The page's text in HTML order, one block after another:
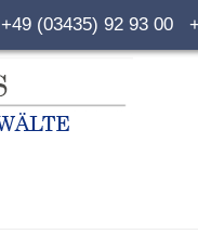
+49 (03435) 92 93 00